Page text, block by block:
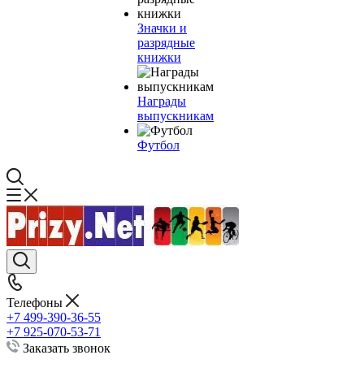
Значки и
разрядные
книжки
Награды
выпускникам
Футбол
Телефоны
+7 499-390-36-55
+7 925-070-53-71
Заказать звонок